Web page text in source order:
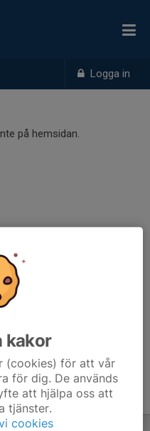
Logga in
på hemsidan.
kakor
(cookies) för att vår
för dig. De används
att hjälpa oss att
tjänster.
cookies